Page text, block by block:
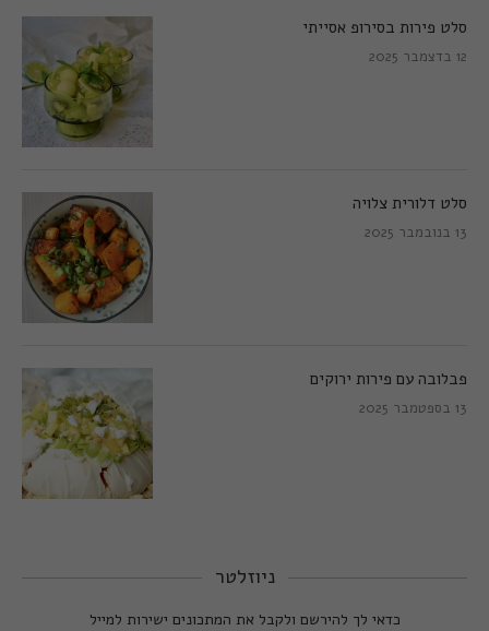
סלט פירות בסירופ אסייתי
12 בדצמבר 2025
סלט דלורית צלויה
13 בנובמבר 2025
פבלובה עם פירות ירוקים
13 בספטמבר 2025
ניוזלטר
כדאי לך להירשם ולקבל את המתכונים ישירות למייל